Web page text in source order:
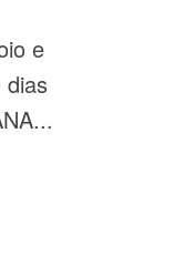
e